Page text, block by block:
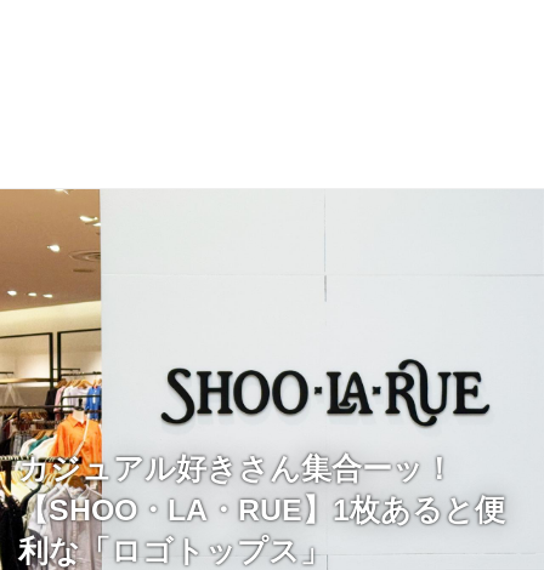
カジュアル好きさん集合ーッ！
【SHOO・LA・RUE】1枚あると便
利な「ロゴトップス」